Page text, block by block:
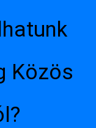
Közös